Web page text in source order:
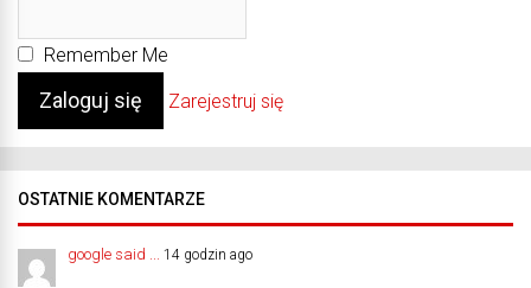
Remember Me
Zarejestruj się
OSTATNIE KOMENTARZE
google said ... 14 godzin ago